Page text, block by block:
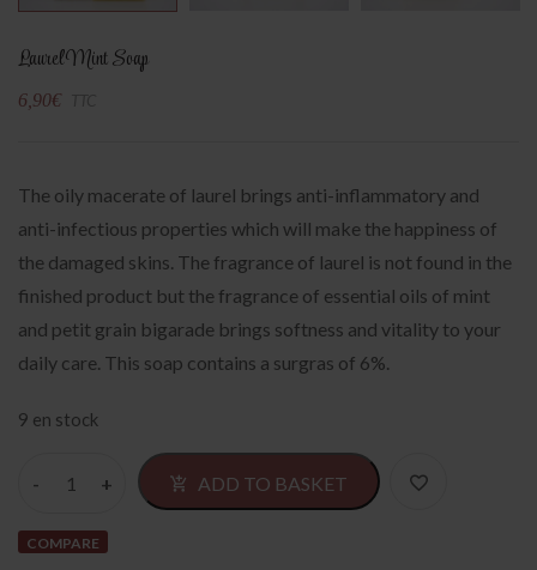
Laurel Mint Soap
6,90€
The oily macerate of laurel brings anti-inflammatory and
anti-infectious properties which will make the happiness of
the damaged skins. The fragrance of laurel is not found in the
finished product but the fragrance of essential oils of mint
and petit grain bigarade brings softness and vitality to your
daily care. This soap contains a surgras of 6%.
9 en stock
ADD TO BASKET
COMPARE